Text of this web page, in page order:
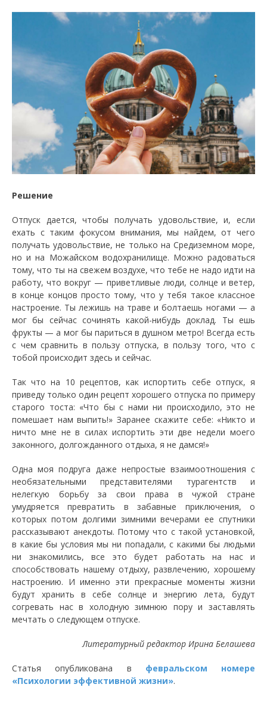
Решение
Отпуск дается, чтобы получать удовольствие, и, если
ехать с таким фокусом внимания, мы найдем, от чего
получать удовольствие, не только на Средиземном море,
но и на Можайском водохранилище. Можно радоваться
тому, что ты на свежем воздухе, что тебе не надо идти на
работу, что вокруг — приветливые люди, солнце и ветер,
в конце концов просто тому, что у тебя такое классное
настроение. Ты лежишь на траве и болтаешь ногами — а
мог бы сейчас сочинять какой-нибудь доклад. Ты ешь
фрукты — а мог бы париться в душном метро! Всегда есть
с чем сравнить в пользу отпуска, в пользу того, что с
тобой происходит здесь и сейчас.
Так что на 10 рецептов, как испортить себе отпуск, я
приведу только один рецепт хорошего отпуска по примеру
старого тоста: «Что бы с нами ни происходило, это не
помешает нам выпить!» Заранее скажите себе: «Никто и
ничто мне не в силах испортить эти две недели моего
законного, долгожданного отдыха, я не дамся!»
Одна моя подруга даже непростые взаимоотношения с
необязательными представителями турагентств и
нелегкую борьбу за свои права в чужой стране
умудряется превратить в забавные приключения, о
которых потом долгими зимними вечерами ее спутники
рассказывают анекдоты. Потому что с такой установкой,
в какие бы условия мы ни попадали, с какими бы людьми
ни знакомились, все это будет работать на нас и
способствовать нашему отдыху, развлечению, хорошему
настроению. И именно эти прекрасные моменты жизни
будут хранить в себе солнце и энергию лета, будут
согревать нас в холодную зимнюю пору и заставлять
мечтать о следующем отпуске.
Литературный редактор Ирина Белашева
Статья опубликована в февральском номере
«Психологии эффективной жизни».